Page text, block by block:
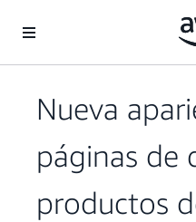
Nueva
páginas de
productos